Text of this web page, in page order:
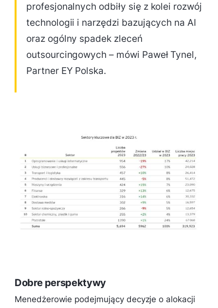
profesjonalnych odbiły się z kolei rozwój
technologii i narzędzi bazujących na AI
oraz ogólny spadek zleceń
outsourcingowych – mówi Paweł Tynel,
Partner EY Polska.
Dobre perspektywy
Menedżerowie podejmujący decyzje o alokacji